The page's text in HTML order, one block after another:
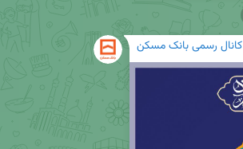
کانال رسمی بانک مسکن